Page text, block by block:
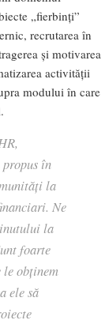
„fierbinți”
recrutarea în
și motivarea
activității
modului în care
propus în
la
Ne
la
foarte
obținem
ele să